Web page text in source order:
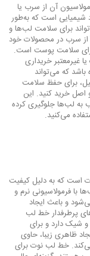
آن از سرب یا
شیمیایی است که به‌طور
برای سلامت لب‌ها و
از سرب در محصولات خود
برای سلامت پوست است.
غیرمعتبر خریداری
که می‌تواند
برای حفظ سلامت
خرید کنید. این
به لب‌ها جلوگیری کرده
می‌کنید.
است که به دلیل کیفیت
فرمولاسیونی نرم و
و باعث ایجاد
پرطرفدار خط لب
طبیعی و شیک دارد و برای
ظاهری زیبا، حاوی
خط لب نوت برای